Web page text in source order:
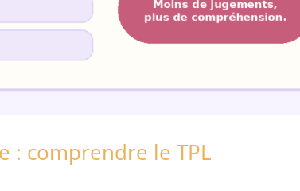
: comprendre le TPL